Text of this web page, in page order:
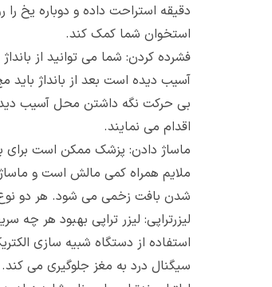
استخوان شما کمک کند.
فشرده کردن: شما می توانید از
آسیب دیده است بعد از بانداژ باید
بی حرکت نگه داشتن محل آسیب
اقدام می نمایند.
ماساژ دادن: پزشک ممکن است برای
ملایم همراه کمی مالش است و
شدن بافت زخمی می شود. هر دو
لیزرتراپی: لیزر تراپی بهبود هر
استفاده از دستگاه شبیه سازی
سیگنال درد به مغز جلوگیری می کند.